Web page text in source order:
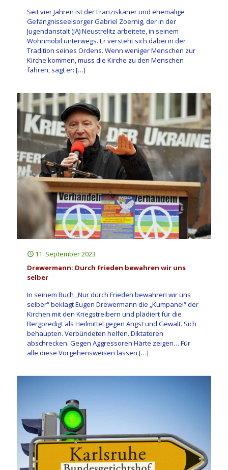
Seit vier Jahren ist der Franziskaner und ehemalige
Gefängnisseelsorger Gabriel Zoernig, der in der
Jugendanstalt (JA) Neustrelitz arbeitete, in seinem
Wohnmobil unterwegs. Er versteht sich dabei in der
Tradition seines Ordens. Wenn weniger Menschen zur
Kirche kommen, muss die Kirche zu den Menschen
fahren, sagt er: […]
11. September 2023
Drewermann: Durch Frieden bewahren wir uns
selber
In seinem Buch „Nur durch Frieden bewahren wir uns
selber“ beklagt Eugen Drewermann die „Kumpanei“ der
Kirchen mit den Kriegstreibern und plädiert für die
Bergpredigt als Heilmittel gegen Angst und Gewalt. Sich
behaupten. Verbündeten helfen. Diktatoren
abschrecken. Gegen Aggressoren Härte zeigen… Für
alle diese Vorgehensweisen lassen […]